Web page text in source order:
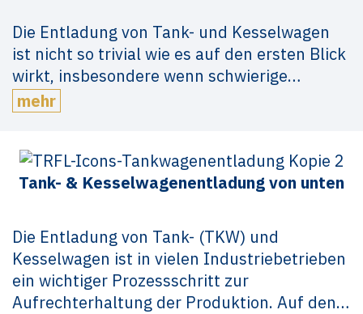
Die Entladung von Tank- und Kesselwagen
ist nicht so trivial wie es auf den ersten Blick
wirkt, insbesondere wenn schwierige…
mehr
Tank- & Kesselwagenentladung von unten
Die Entladung von Tank- (TKW) und
Kesselwagen ist in vielen Industriebetrieben
ein wichtiger Prozessschritt zur
Aufrechterhaltung der Produktion. Auf den…